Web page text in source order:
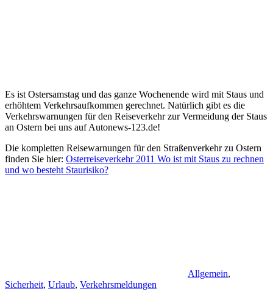
Es ist Ostersamstag und das ganze Wochenende wird mit Staus und
erhöhtem Verkehrsaufkommen gerechnet. Natürlich gibt es die
Verkehrswarnungen für den Reiseverkehr zur Vermeidung der Staus
an Ostern bei uns auf Autonews-123.de!
Die kompletten Reisewarnungen für den Straßenverkehr zu Ostern
finden Sie hier: Osterreiseverkehr 2011 Wo ist mit Staus zu rechnen
und wo besteht Staurisiko?
Allgemein,
Sicherheit, Urlaub, Verkehrsmeldungen